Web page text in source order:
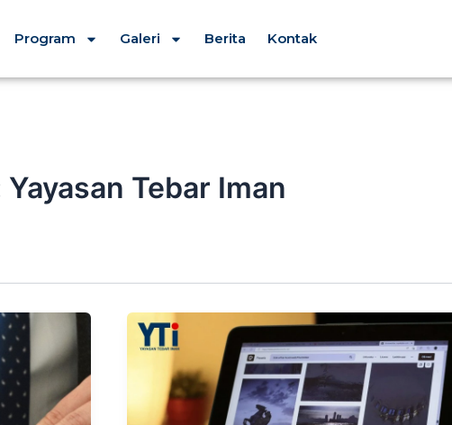
Program Galeri Berita Kontak
Tebar Iman